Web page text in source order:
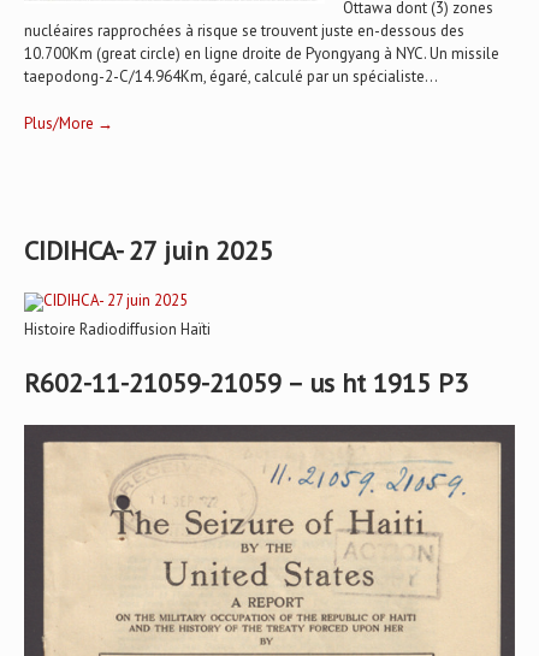
Ottawa dont (3) zones
nucléaires rapprochées à risque se trouvent juste en-dessous des
10.700Km (great circle) en ligne droite de Pyongyang à NYC. Un missile
taepodong-2-C/14.964Km, égaré, calculé par un spécialiste...
Plus/More →
CIDIHCA- 27 juin 2025
Histoire Radiodiffusion Haïti
R602-11-21059-21059 – us ht 1915 P3